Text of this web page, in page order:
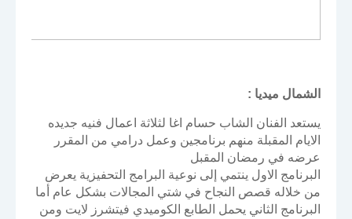
الشمال ميديا :
يستعد الفنان الشاب حسام اغا لثلاثة اعمال فنيه جديده
الايام المقبلة منهم برنامجين وعمل درامي من المقرر
عرضه في رمضان المقبل
البرنامج الاول ينتمي إلى نوعية البرامج التحفيزية يعرض
من خلاله قصص النجاح في شتي المجالات بشكل عام أما
البرنامج الثاني يحمل الطابع الكوميدي فيتشرز لايت ومن